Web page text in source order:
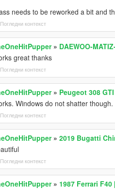
needs to be reworked a bit and
Погледни контекст
» DAEWOO-
great thanks
Погледни контекст
» Peugeot 308
Windows do not shatter though.
Погледни контекст
» 2019 Bugatti
Погледни контекст
» 1987 Ferrari